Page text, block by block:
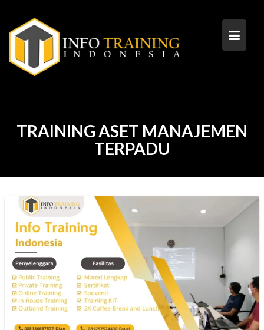
content
TRAINING ASET MANAJEMEN
TERPADU